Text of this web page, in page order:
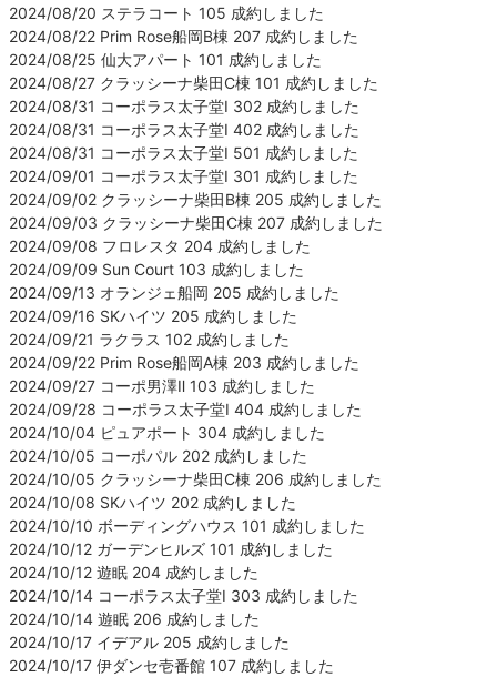
2024/08/20 ステラコート 105 成約しました
2024/08/22 Prim Rose船岡B棟 207 成約しました
2024/08/25 仙大アパート 101 成約しました
2024/08/27 クラッシーナ柴田C棟 101 成約しました
2024/08/31 コーポラス太子堂Ⅰ 302 成約しました
2024/08/31 コーポラス太子堂Ⅰ 402 成約しました
2024/08/31 コーポラス太子堂Ⅰ 501 成約しました
2024/09/01 コーポラス太子堂Ⅰ 301 成約しました
2024/09/02 クラッシーナ柴田B棟 205 成約しました
2024/09/03 クラッシーナ柴田C棟 207 成約しました
2024/09/08 フロレスタ 204 成約しました
2024/09/09 Sun Court 103 成約しました
2024/09/13 オランジェ船岡 205 成約しました
2024/09/16 SKハイツ 205 成約しました
2024/09/21 ラクラス 102 成約しました
2024/09/22 Prim Rose船岡A棟 203 成約しました
2024/09/27 コーポ男澤Ⅱ 103 成約しました
2024/09/28 コーポラス太子堂Ⅰ 404 成約しました
2024/10/04 ピュアポート 304 成約しました
2024/10/05 コーポパル 202 成約しました
2024/10/05 クラッシーナ柴田C棟 206 成約しました
2024/10/08 SKハイツ 202 成約しました
2024/10/10 ボーディングハウス 101 成約しました
2024/10/12 ガーデンヒルズ 101 成約しました
2024/10/12 遊眠 204 成約しました
2024/10/14 コーポラス太子堂Ⅰ 303 成約しました
2024/10/14 遊眠 206 成約しました
2024/10/17 イデアル 205 成約しました
2024/10/17 伊ダンセ壱番館 107 成約しました